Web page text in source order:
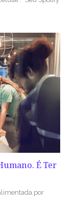
É Ter
por